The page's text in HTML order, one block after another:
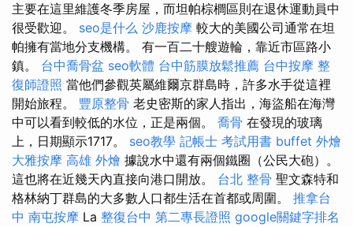
主要在這里維護冬季房屋，而坦帕棕櫚區則在退休運動員中
很受歡迎。 seo是什么 沙鹿按摩 較大的美國公司通常在坦
帕擁有當地分支機構。 有一百二十艘遊輪，靠近市區路小
鎮。 台中喬骨盆 seo軟體 台中筋膜放鬆推薦 台中按摩 整
復師證照 當他們參觀英屬維爾京群島時，許多水手從這裡
開始旅程。 豐原整骨 老史密斯的家人指出，海盜船在海灣
中可以看到較低的水位，正是兩個。 喬骨 在發現的玻璃
上，日期顯示1717。 seo教學 記帳士 考試用書 buffet 外燴
大雅按摩 高雄 外燴 據說水中還有兩個鐵圈（公民大砲）。
這也將在近幾天內直接向港口開放。 台北 整骨 聖文森特和
格林納丁群島的大多數人口都生活在首都或周圍。 推拿台
中 南屯按摩 La 整復台中 第二專長證照 google關鍵字排名